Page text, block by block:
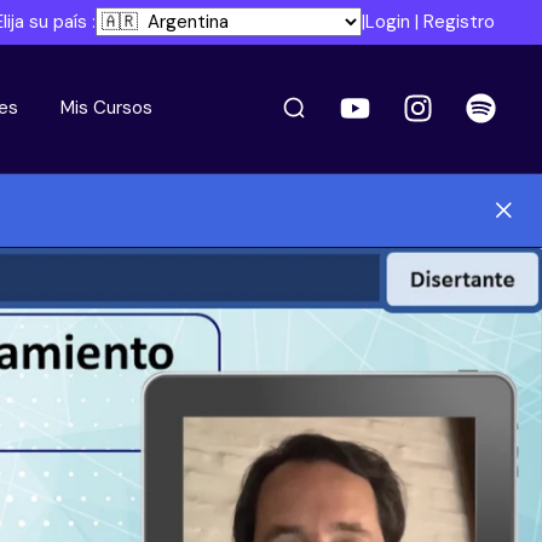
su país : |Login | Registro
Mis Cursos